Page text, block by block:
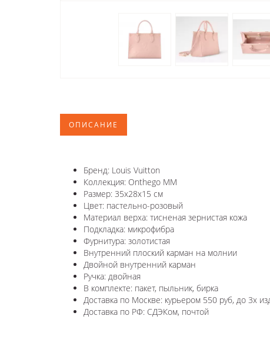
ОПИСАНИЕ
Бренд: Louis Vuitton
Коллекция: Onthego MM
Размер: 35x28x15 см
Цвет: пастельно-розовый
Материал верха: тисненая зернистая кожа
Подкладка: микрофибра
Фурнитура: золотистая
Внутренний плоский карман на молнии
Двойной внутренний карман
Ручка: двойная
В комплекте: пакет, пыльник, бирка
Доставка по Москве: курьером 550 руб, до 3х
Доставка по РФ: СДЭКом, почтой